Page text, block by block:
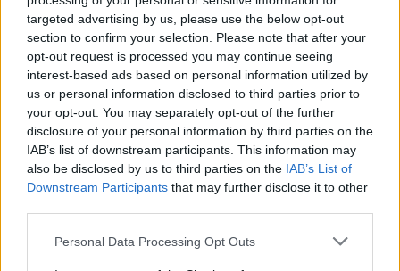
targeted advertising by us, please use the below opt-out
section to confirm your selection. Please note that after your
opt-out request is processed you may continue seeing
interest-based ads based on personal information utilized by
us or personal information disclosed to third parties prior to
your opt-out. You may separately opt-out of the further
disclosure of your personal information by third parties on the
IAB’s list of downstream participants. This information may
also be disclosed by us to third parties on the IAB’s List of
Downstream Participants that may further disclose it to other
Personal Data Processing Opt Outs
cancers est plus de deux fois supérieur chez les 10% les moins
favorisés par rapport aux plus aisés.
LES CHERCHEURS INSISTENT
SUR LE FAIT QUE LES
INÉGALITÉS SOCIALES FACE AU
CANCER SE CONSTRUISENT À
PLUSIEURS ÉTAPES :